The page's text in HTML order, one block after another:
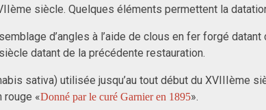
siècle. Quelques éléments permettent la
d’angles à l’aide de clous en fer forgé
datant de la précédente restauration.
sativa) utilisée jusqu’au tout début du XVIIIème
rouge «Donné par le curé Garnier en 1895».